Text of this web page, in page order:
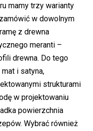
mamy trzy warianty
w dowolnym
z drewna
meranti –
drewna. Do tego
mat i satyna,
strukturami
w projektowaniu
powierzchnia
Wybrać również